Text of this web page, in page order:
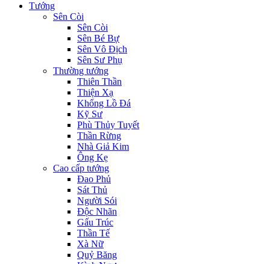
Tướng
Sên Còi
Sên Còi
Sên Bé Bự
Sên Vô Địch
Sên Sư Phụ
Thường tướng
Thiên Thần
Thiện Xạ
Khổng Lồ Đá
Kỹ Sư
Phù Thủy Tuyết
Thần Rừng
Nhà Giả Kim
Ông Kẹ
Cao cấp tướng
Đao Phủ
Sát Thủ
Người Sói
Độc Nhãn
Gấu Trúc
Thần Tế
Xà Nữ
Quỷ Băng